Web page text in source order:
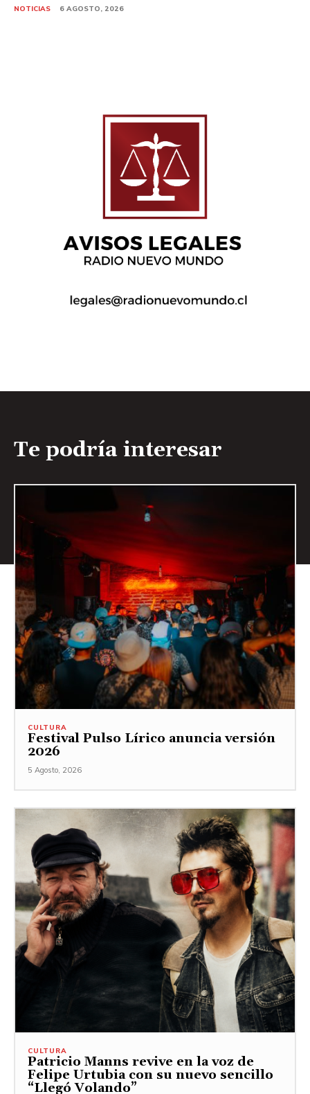
NOTICIAS 6 AGOSTO, 2026
Te podría interesar
CULTURA
Festival Pulso Lírico anuncia versión
2026
5 Agosto, 2026
CULTURA
Patricio Manns revive en la voz de
Felipe Urtubia con su nuevo sencillo
“Llegó Volando”